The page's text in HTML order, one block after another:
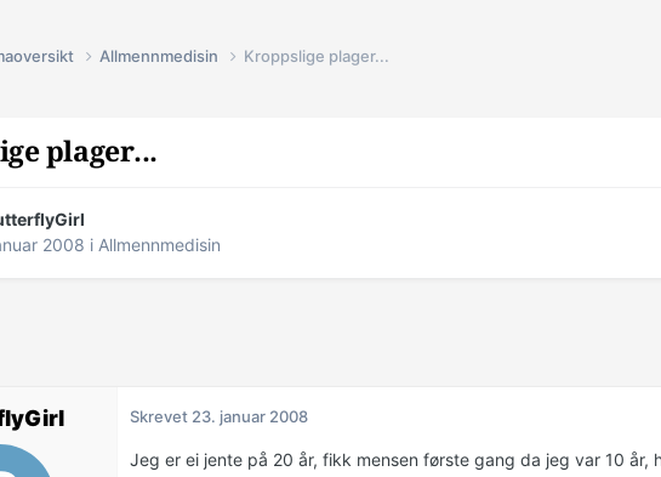
Allmennmedisin Kroppslige plager...
plager...
2008 i Allmennmedisin
Skrevet 23. januar 2008
Jeg er ei jente på 20 år, fikk mensen første gang da jeg var 10 år,